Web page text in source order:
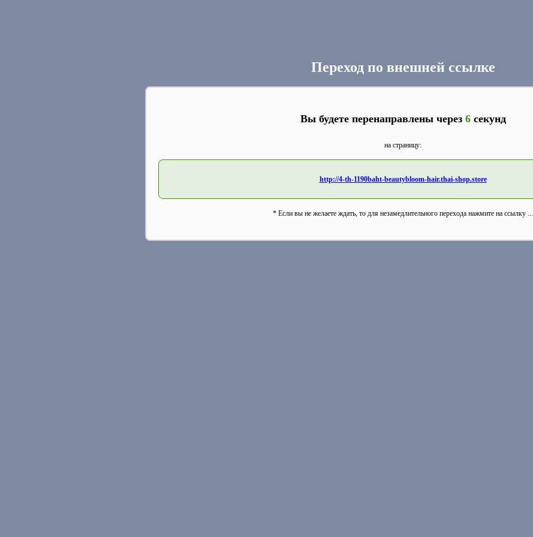
Переход по внешней ссылке
Вы будете перенаправлены через 6секунд
на страницу:
http://4-th-1190baht-beautybloom-hair.thai-shop.store
* Если вы не желаете ждать, то для незамедлительного перехода нажмите на ссылку ...